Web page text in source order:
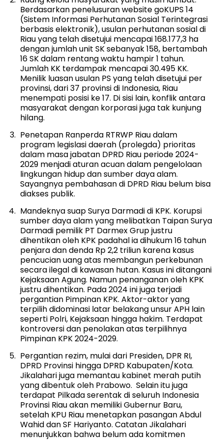
Berdasarkan penelusuranwebsitegoKUPS 14
(Sistem Informasi Perhutanan Sosial Terintegrasi
berbasis elektronik),usulan perhutanan sosial di
Riau yang telah disetujui mencapai 168.177,3 ha
dengan jumlah unit SK sebanyak 158, bertambah
16 SK dalam rentang waktu hampir 1 tahun.
Jumlah KK terdampak mencapai 30.495 KK.
Menilik luasan usulan PS yang telah disetujui per
provinsi, dari 37 provinsi di Indonesia, Riau
menempati posisi ke 17. Di sisi lain, konflik antara
masyarakat dengan korporasi juga tak kunjung
hilang.
Penetapan Ranperda RTRWP Riau dalam
program legislasi daerah (prolegda) prioritas
dalam masa jabatan DPRD Riau periode 2024-
2029 menjadi aturan acuan dalam pengelolaan
lingkungan hidup dan sumber daya alam.
Sayangnya pembahasan di DPRD Riau belum bisa
diakses publik.
Mandeknya suap Surya Darmadi di KPK. Korupsi
sumber daya alam yang melibatkan Taipan Surya
Darmadi pemilik PT Darmex Grup justru
dihentikan oleh KPK padahal ia dihukum 16 tahun
penjara dan denda Rp 2,2 triliun karena kasus
pencucian uang atas membangun perkebunan
secara ilegal di kawasan hutan. Kasus ini ditangani
Kejaksaan Agung. Namun penanganan oleh KPK
justru dihentikan. Pada 2024 ini juga terjadi
pergantian Pimpinan KPK. Aktor-aktor yang
terpilih didominasi latar belakang unsur APH lain
seperti Polri, Kejaksaan hingga hakim. Terdapat
kontroversi dan penolakan atas terpilihnya
Pimpinan KPK 2024-2029.
Pergantian rezim, mulai dari Presiden, DPR RI,
DPRD Provinsi hingga DPRD Kabupaten/Kota.
Jikalahari juga memantau kabinet merah putih
yang dibentuk oleh Prabowo. Selain itu juga
terdapat Pilkada serentak di seluruh Indonesia
Provinsi Riau akan memiliki Gubernur Baru,
setelah KPU Riau menetapkan pasangan Abdul
Wahid dan SF Hariyanto. Catatan Jikalahari
menunjukkan bahwa belum ada komitmen